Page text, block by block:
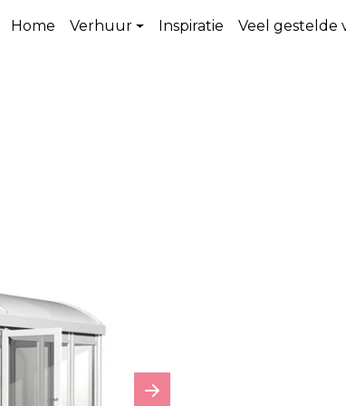
Home Verhuur Inspiratie Veel gestelde
Next